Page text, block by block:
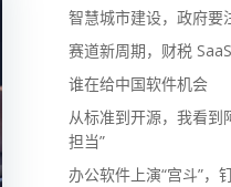
智慧城市建设，政府要
赛道新周期，财税
谁在给中国软件机会
从标准到开源，我看到
担当”
办公软件上演“宫斗”，